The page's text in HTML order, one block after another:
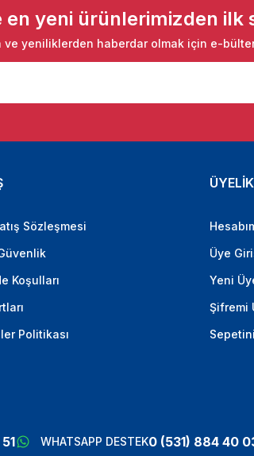
en yeni ürünlerimizden ilk
ve yeniliklerden haberdar olmak için e-
Sözleşmesi
Koşulları
Politikası
ÜYELİK
Üye
Yeni
Şifremi
WHATSAPP DESTEK0 (531) 884 40